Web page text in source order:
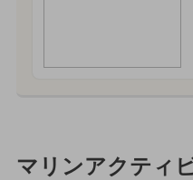
マリンアクティ